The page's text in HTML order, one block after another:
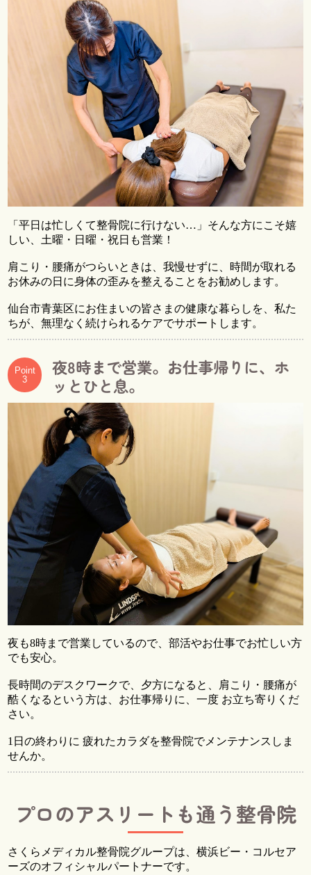
「平日は忙しくて整骨院に行けない…」そんな方にこそ嬉
しい、土曜・日曜・祝日も営業！
肩こり・腰痛がつらいときは、我慢せずに、時間が取れる
お休みの日に身体の歪みを整えることをお勧めします。
仙台市青葉区にお住まいの皆さまの健康な暮らしを、私た
ちが、無理なく続けられるケアでサポートします。
Point
3
夜8時まで営業。お仕事帰りに、ホ
ッとひと息。
夜も8時まで営業しているので、部活やお仕事でお忙しい方
でも安心。
長時間のデスクワークで、夕方になると、肩こり・腰痛が
酷くなるという方は、お仕事帰りに、一度 お立ち寄りくだ
さい。
1日の終わりに 疲れたカラダを整骨院でメンテナンスしま
せんか。
プロのアスリートも通う整骨院
さくらメディカル整骨院グループは、横浜ビー・コルセア
ーズのオフィシャルパートナーです。